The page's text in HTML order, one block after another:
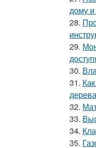
дому
28.
29.
30.
31.
32.
33.
34.
35.